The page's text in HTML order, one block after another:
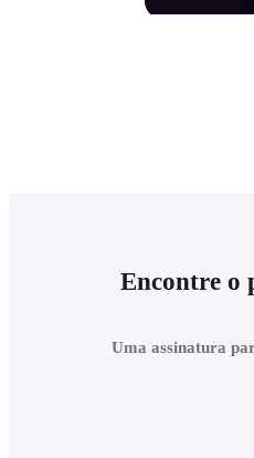
Encontre o
Uma assinatura